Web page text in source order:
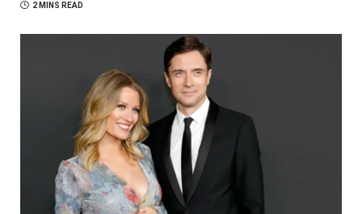
2 MINS READ